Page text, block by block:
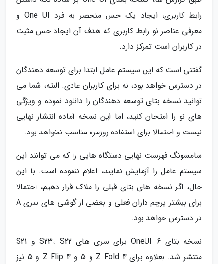
رابط کاربری، ایجاد یک حس منحصر به فرد One UI و
معرفی عناصر نو رابط کاربری که هدف آن ایجاد حس مثبت
در کاربران است تمرکز دارد.
گفتنی است که این سیستم عامل ابتدا برای توسعه دهندگان
در دسترس خواهد بود، نه برای کاربران عادی. البته، شما می
توانید نسخه بتای توسعه دهندگان را دانلود نموده و ویژگی
های نو را امتحان کنید، اما این نسخه آماده انتشار نهایی
نیست و احتمالا برای استفاده روزمره مناسب نخواهد بود.
سامسونگ فهرست نهایی دستگاه هایی را که می توانند این
سیستم عامل را آزمایش نمایند، اعلام ننموده است. با این
حال، اگر نسخه های بتای قبلی را ملاک قرار دهیم، احتمالا
برای بیشتر پرچم داران فعلی و بعضی از گوشی های سری A
در دسترس خواهد بود.
نسخه بتای OneUI 6 برای سری های S23، S22 و S21
منتشر شد. بعلاوه برای Z Fold 4 و 5 و Z Flip 4 و 5 نیز